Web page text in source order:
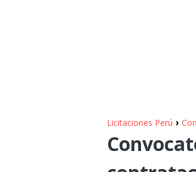
Licitaciones Perú ›